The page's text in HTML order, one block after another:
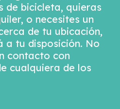
de bicicleta, quieras
o necesites un
de tu ubicación,
a tu disposición. No
contacto con
cualquiera de los